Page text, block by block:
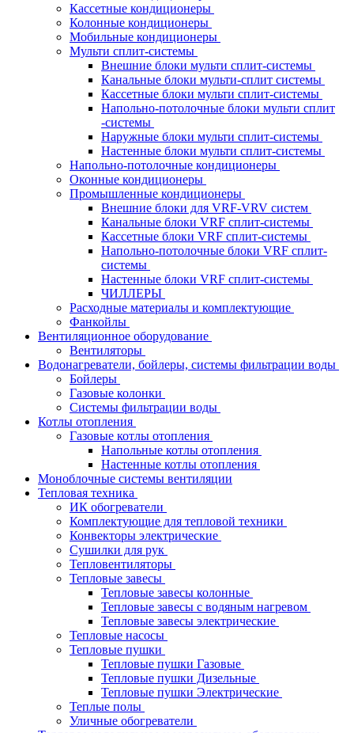
Кассетные кондиционеры
Колонные кондиционеры
Мобильные кондиционеры
Мульти сплит-системы
Внешние блоки мульти сплит-системы
Канальные блоки мульти-сплит системы
Кассетные блоки мульти сплит-системы
Напольно-потолочные блоки мульти сплит
-системы
Наружные блоки мульти сплит-системы
Настенные блоки мульти сплит-системы
Напольно-потолочные кондиционеры
Оконные кондиционеры
Промышленные кондиционеры
Внешние блоки для VRF-VRV систем
Канальные блоки VRF сплит-системы
Кассетные блоки VRF сплит-системы
Напольно-потолочные блоки VRF сплит-
системы
Настенные блоки VRF сплит-системы
ЧИЛЛЕРЫ
Расходные материалы и комплектующие
Фанкойлы
Вентиляционное оборудование
Вентиляторы
Водонагреватели, бойлеры, системы фильтрации воды
Бойлеры
Газовые колонки
Системы фильтрации воды
Котлы отопления
Газовые котлы отопления
Напольные котлы отопления
Настенные котлы отопления
Моноблочные системы вентиляции
Тепловая техника
ИК обогреватели
Комплектующие для тепловой техники
Конвекторы электрические
Сушилки для рук
Тепловентиляторы
Тепловые завесы
Тепловые завесы колонные
Тепловые завесы с водяным нагревом
Тепловые завесы электрические
Тепловые насосы
Тепловые пушки
Тепловые пушки Газовые
Тепловые пушки Дизельные
Тепловые пушки Электрические
Теплые полы
Уличные обогреватели